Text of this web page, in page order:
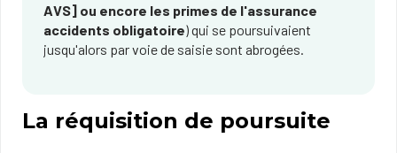
AVS]​ ou encore les primes de l'assurance
accidents obligatoire) qui se poursuivaient
jusqu'alors par voie de saisie sont abrogées.
La réquisition de poursuite